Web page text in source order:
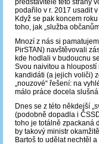
představitelé této strany
podařilo v r. 2017 usadit
Když se pak koncem
toho, jak „služba
Mnozí z nás si
PirSTAN) navštěvovali
kde hodlali v budoucnu
Svou naivitou a hloupostí
kandidáti (a jejich voliči)
„nouzové“ řešení: na
málo práce docela
Dnes se z této někdejší
(podobně dopadla i
toho je totálně zpackaná
by takový ministr
Bartoš to udělat nechtěl